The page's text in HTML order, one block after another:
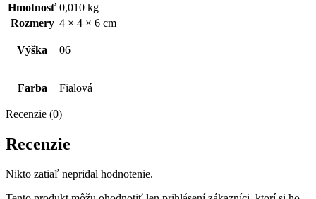
Hmotnosť 0,010 kg
Rozmery 4 × 4 × 6 cm
Výška 06
Farba Fialová
Recenzie (0)
Recenzie
Nikto zatiaľ nepridal hodnotenie.